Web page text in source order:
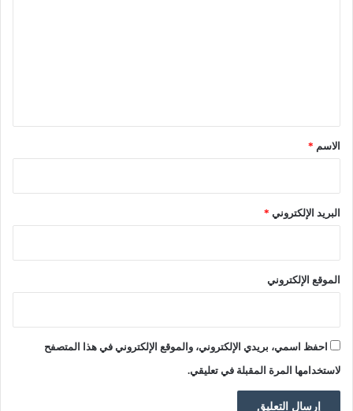
*
الاسم *
البريد الإلكتروني *
الموقع الإلكتروني
احفظ اسمي، بريدي الإلكتروني، والموقع الإلكتروني في هذا المتصفح
لاستخدامها المرة المقبلة في تعليقي.